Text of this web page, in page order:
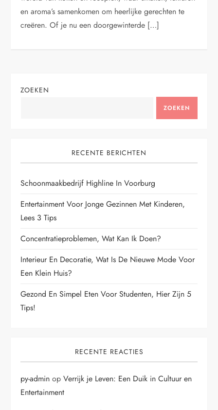
en aroma’s samenkomen om heerlijke gerechten te
creëren. Of je nu een doorgewinterde […]
ZOEKEN
ZOEKEN
RECENTE BERICHTEN
Schoonmaakbedrijf Highline In Voorburg
Entertainment Voor Jonge Gezinnen Met Kinderen,
Lees 3 Tips
Concentratieproblemen, Wat Kan Ik Doen?
Interieur En Decoratie, Wat Is De Nieuwe Mode Voor
Een Klein Huis?
Gezond En Simpel Eten Voor Studenten, Hier Zijn 5
Tips!
RECENTE REACTIES
py-admin opVerrijk je Leven: Een Duik in Cultuur en
Entertainment